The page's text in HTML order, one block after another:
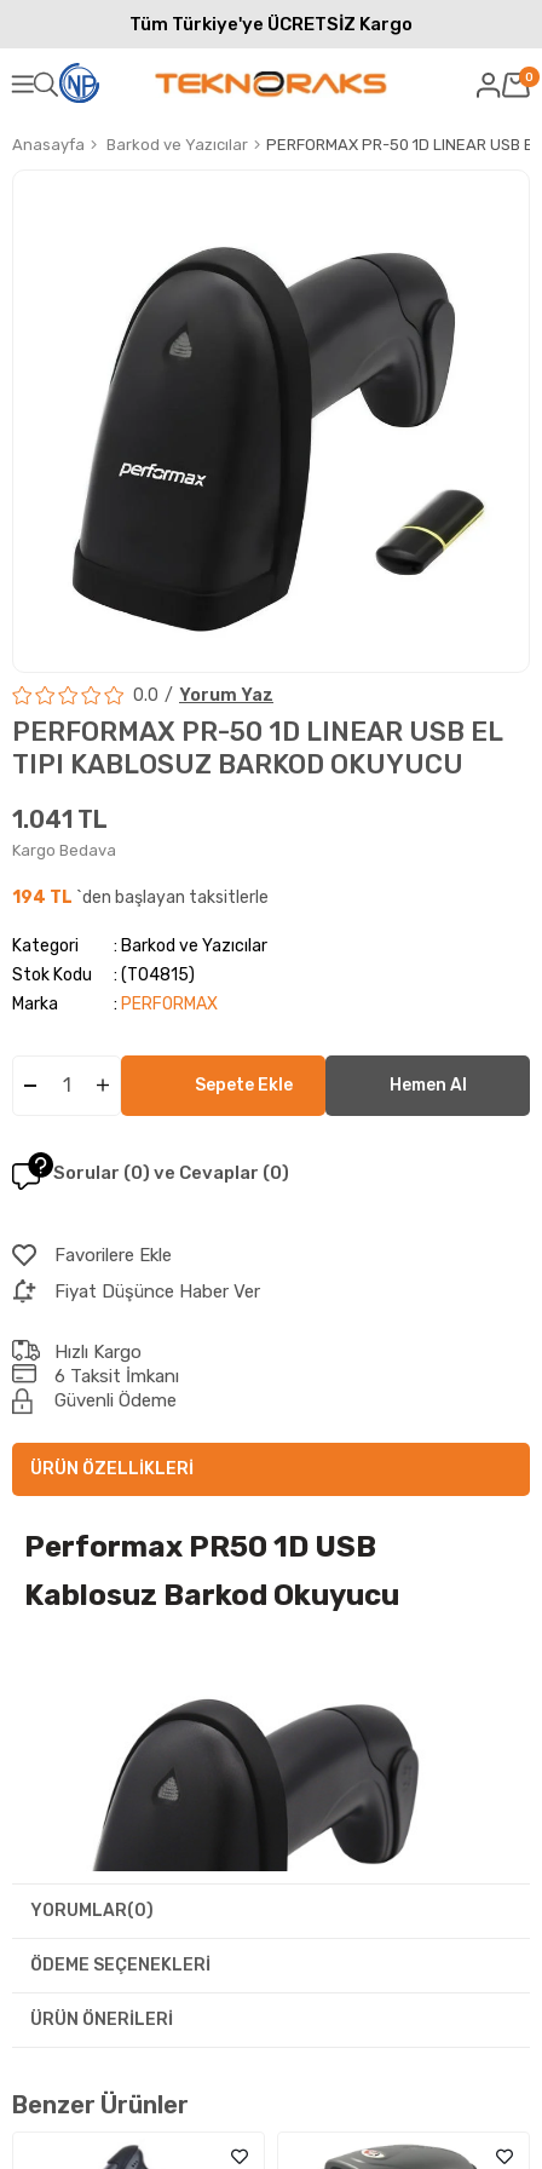
Tüm Türkiye'ye ÜCRETSİZ Kargo
0
Anasayfa Barkod ve Yazıcılar
0.0 Yorum Yaz
PERFORMAX PR-50 1D LINEAR USB EL
TIPI KABLOSUZ BARKOD OKUYUCU
1.041 TL
Kargo Bedava
194 TL `den başlayan taksitlerle
Kategori
Barkod ve Yazıcılar
Stok Kodu
(T04815)
Marka
: PERFORMAX
Sorular (0) ve Cevaplar (0)
Favorilere Ekle
Fiyat Düşünce Haber Ver
Hızlı Kargo
6 Taksit İmkanı
Güvenli Ödeme
ÜRÜN ÖZELLIKLERI
Performax PR50 1D USB
Kablosuz Barkod Okuyucu
Teknik Özellikler
YORUMLAR(0)
ÖDEME SEÇENEKLERI
ÜRÜN ÖNERILERI
Benzer Ürünler